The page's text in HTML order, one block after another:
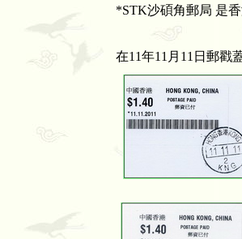
*STK沙碩角郵局 是
在11年11月11日郵戳